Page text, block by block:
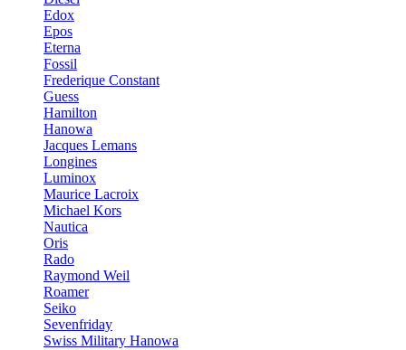
Edox
Epos
Eterna
Fossil
Frederique Constant
Guess
Hamilton
Hanowa
Jacques Lemans
Longines
Luminox
Maurice Lacroix
Michael Kors
Nautica
Oris
Rado
Raymond Weil
Roamer
Seiko
Sevenfriday
Swiss Military Hanowa